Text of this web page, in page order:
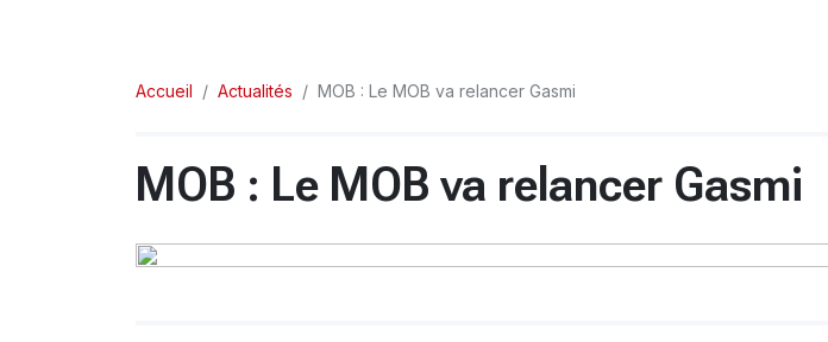
Accueil Actualités MOB : Le MOB va relancer Gasmi
MOB : Le MOB va relancer Gasmi